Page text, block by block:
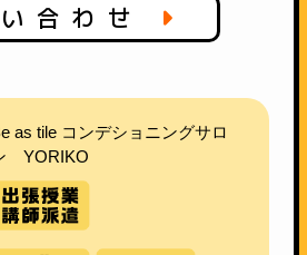
合わせ
as tile コンデショニングサロ
YORIKO